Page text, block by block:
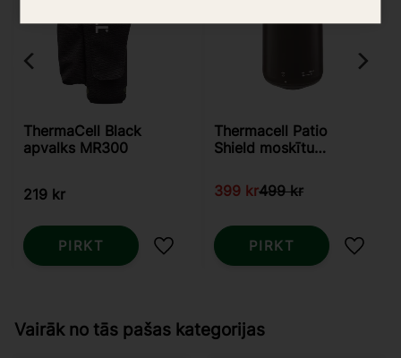
ThermaCell Black
apvalks MR300
219kr
Pievienot vēlmjām
PIRKT
Thermacell Patio
Shield moskītu
399kr499kr
PIRKT
Vairāk no tās pašas kategorijas